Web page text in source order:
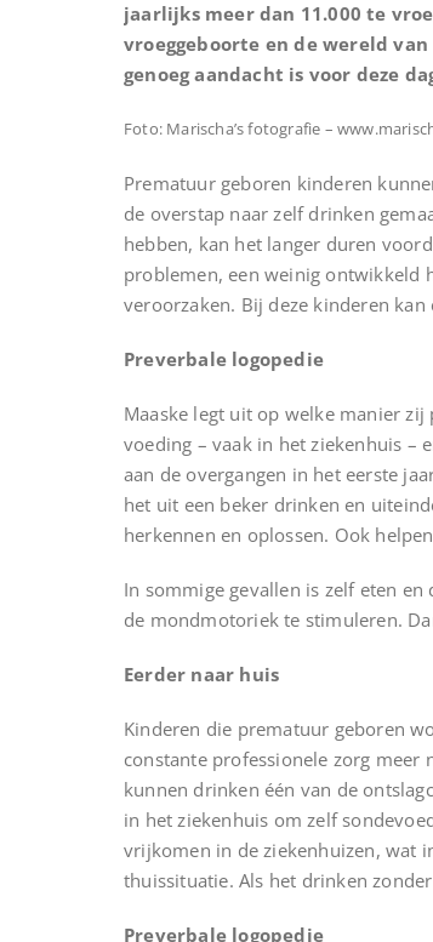
jaarlijks meer dan 11.000 te
vroeggeboorte en de wereld
genoeg aandacht is voor deze
Foto: Marischa’s fotografie –
Prematuur geboren kinderen
de overstap naar zelf drinken
hebben, kan het langer duren
problemen, een weinig ontwikkeld
veroorzaken. Bij deze kinderen
Preverbale logopedie
Maaske legt uit op welke manier
voeding – vaak in het ziekenhuis –
aan de overgangen in het eerste
het uit een beker drinken en
herkennen en oplossen. Ook
In sommige gevallen is zelf eten
de mondmotoriek te stimuleren.
Eerder naar huis
Kinderen die prematuur geboren
constante professionele zorg meer
kunnen drinken één van de
in het ziekenhuis om zelf
vrijkomen in de ziekenhuizen, wat
thuissituatie. Als het drinken
Preverbale logopedie